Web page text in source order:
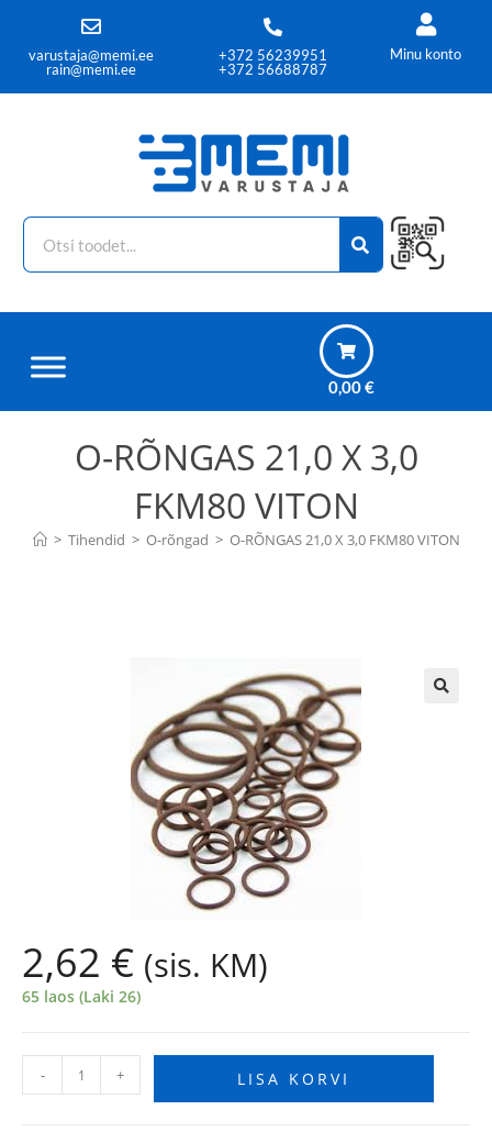
varustaja@memi.ee
rain@memi.ee
+372 56239951
+372 56688787
Minu konto
0,00€
O-RÕNGAS 21,0 X 3,0
FKM80 VITON
> Tihendid > O-rõngad > O-RÕNGAS 21,0 X 3,0 FKM80 VITON
2,62 € (sis. KM)
65 laos (Laki 26)
- + LISA KORVI